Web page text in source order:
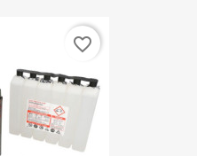
favorite_border